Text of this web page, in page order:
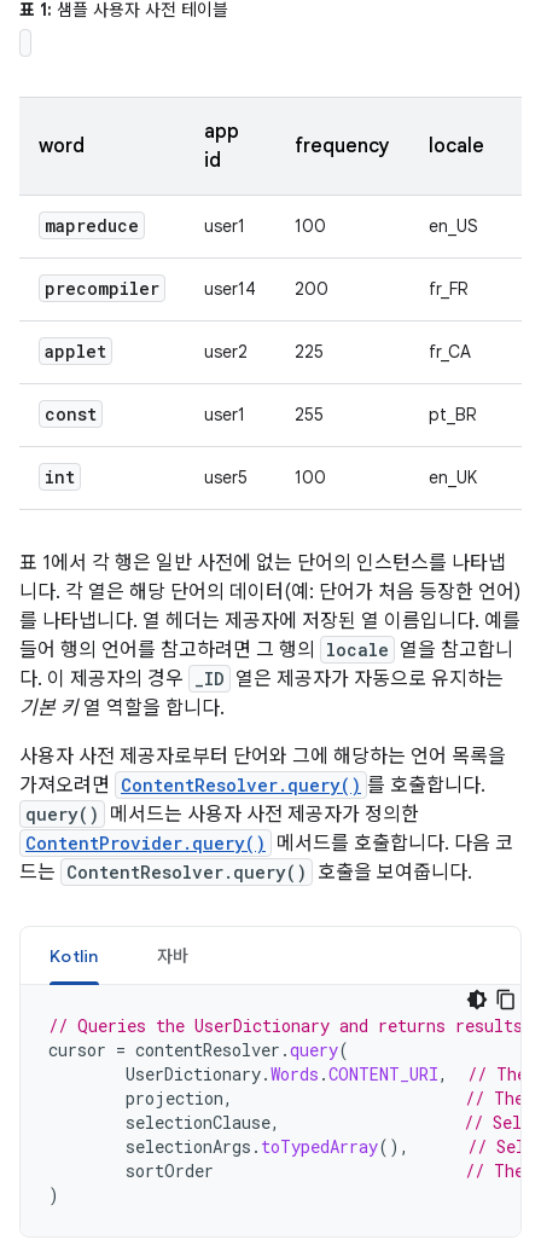
표 1: 샘플 사용자 사전 테이블
word
app
id
frequency locale
mapreduce user1 100 en_US
precompiler user14 200 fr_FR
applet user2 225 fr_CA
const user1 255 pt_BR
int user5 100 en_UK
표 1에서 각 행은 일반 사전에 없는 단어의 인스턴스를 나타냅
니다. 각 열은 해당 단어의 데이터(예: 단어가 처음 등장한 언어)
를 나타냅니다. 열 헤더는 제공자에 저장된 열 이름입니다. 예를
들어 행의 언어를 참고하려면 그 행의
locale 열을 참고합니
다. 이 제공자의 경우
_ID 열은 제공자가 자동으로 유지하는
기본 키열 역할을 합니다.
사용자 사전 제공자로부터 단어와 그에 해당하는 언어 목록을
가져오려면
ContentResolver.query() 를 호출합니다.
query() 메서드는 사용자 사전 제공자가 정의한
ContentProvider.query()
메서드를 호출합니다. 다음 코
드는 ContentResolver.query() 호출을 보여줍니다.
Kotlin 자바
// Queries the UserDictionary and returns results
cursor = contentResolver .query(
UserDictionary.Words .CONTENT_URI,
// The
projection,
// The
selectionClause,
//
selectionArgs . toTypedArray(),
//
sortOrder
// The
)